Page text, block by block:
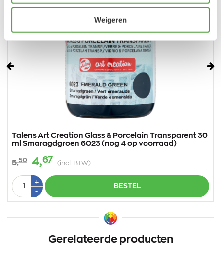
Weigeren
Vorige
Talens Art Creation Glass & Porcelain Transparent 30
ml Smaragdgroen 6023 (nog 4 op voorraad)
5,50 4,67 (incl. BTW)
Aantal
+Plus
-Min
1
BESTEL
Gerelateerde producten